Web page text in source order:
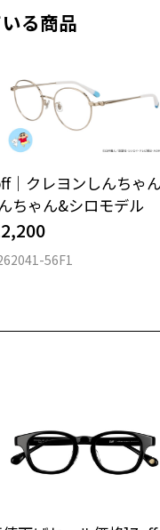
。
ちら
みの重さ
だけます（無料）。
使いください。
る商品
｜クレヨンしんち
ちゃん&シロモデル
56F1